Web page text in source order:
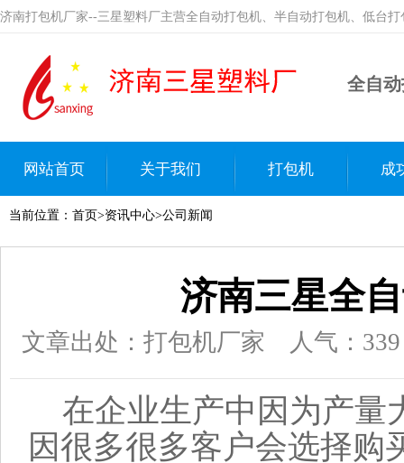
济南打包机厂家--三星塑料厂主营全自动打包机、半自动打包机、低台
全自
网站首页 关于我们 打包机 成
当前位置： 首页>资讯中心>公司新闻
济南三星全
文章出处：打包机厂家 人气： 339
在企业生产中因为产量
因很多很多客户会选择购